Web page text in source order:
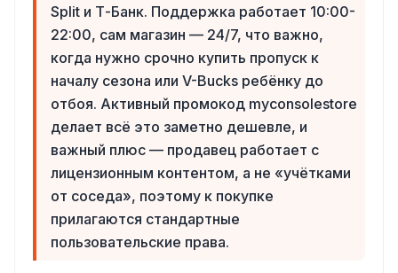
Split и Т-Банк. Поддержка работает 10:00-
22:00, сам магазин — 24/7, что важно,
когда нужно срочно купить пропуск к
началу сезона или V-Bucks ребёнку до
отбоя. Активный промокод myconsolestore
делает всё это заметно дешевле, и
важный плюс — продавец работает с
лицензионным контентом, а не «учётками
от соседа», поэтому к покупке
прилагаются стандартные
пользовательские права.